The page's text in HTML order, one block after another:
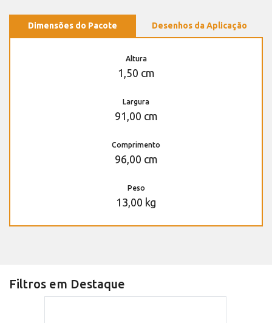
Dimensões do Pacote Desenhos da Aplicação
Altura
1,50 cm
Largura
91,00 cm
Comprimento
96,00 cm
Peso
13,00 kg
Filtros em Destaque